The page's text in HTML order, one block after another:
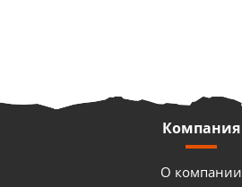
Компания
О компании